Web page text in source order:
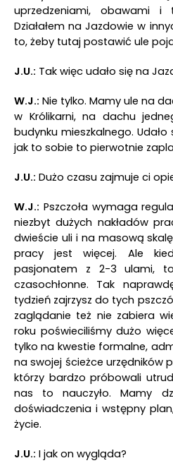
uprzedzeniami, obawami i
Działałem na Jazdowie w
to, żeby tutaj postawić ule
J.U.: Tak więc udało się na
W.J.: Nie tylko. Mamy ule na
w Królikarni, na dachu
budynku mieszkalnego.
jak to sobie to pierwotnie
J.U.: Dużo czasu zajmuje ci
W.J.: Pszczoła wymaga
niezbyt dużych nakładów
dwieście uli i na masową
pracy jest więcej. Ale
pasjonatem z 2-3 ulami,
czasochłonne. Tak
tydzień zajrzysz do tych
zaglądanie też nie zabiera
roku poświeciliśmy dużo
tylko na kwestie formalne,
na swojej ścieżce urzędników
którzy bardzo próbowali
nas to nauczyło. Mamy
doświadczenia i wstępny
życie.
J.U.: I jak on wygląda?